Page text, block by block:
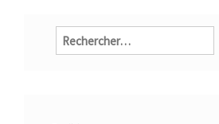
Rechercher :